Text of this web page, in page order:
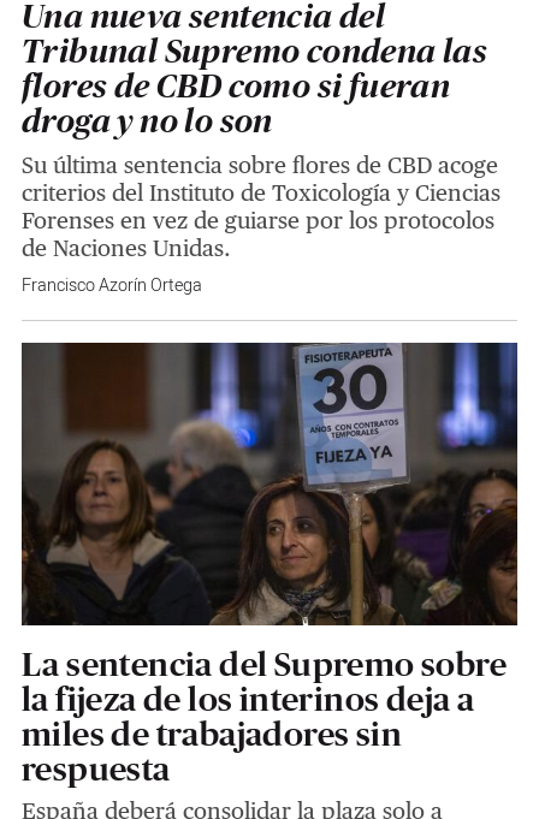
Una nueva sentencia del
Tribunal Supremo condena las
flores de CBD como si fueran
droga y no lo son
Su última sentencia sobre flores de CBD acoge
criterios del Instituto de Toxicología y Ciencias
Forenses en vez de guiarse por los protocolos
de Naciones Unidas.
Francisco Azorín Ortega
La sentencia del Supremo sobre
la fijeza de los interinos deja a
miles de trabajadores sin
respuesta
España deberá consolidar la plaza solo a